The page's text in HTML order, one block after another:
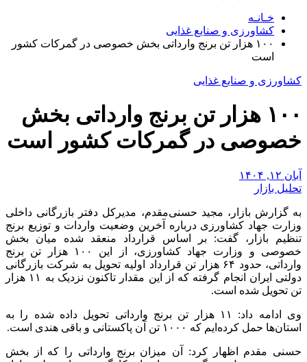
خـانـه
کشاورزی و صنایع غذایی
۱۰۰ هزار تن برنج وارداتی بخش خصوصی در گمرکات کشور
است
کشاورزی و صنایع غذایی
۱۰۰ هزار تن برنج وارداتی بخش
خصوصی در گمرکات کشور است
آبان ۱۲, ۱۴۰۴
تحلیل بازار
به گزارش بازار، مجید حسنی‌مقدم، مدیرکل دفتر بازرگانی داخلی
وزارت جهاد کشاورزی درباره آخرین وضعیت واردات و توزیع برنج
تنظیم بازار، گفت: بر اساس قرارداد منعقد شده میان بخش
خصوصی و وزارت جهاد کشاورزی، از این ۱۰۰ هزار تن برنج
وارداتی، حدود ۶۴ هزار تن قرارداد اولیه تحویل به شرکت بازرگانی
دولتی ایران انجام گرفته که از این مقدار تاکنون نزدیک به ۱۱ هزار
تن تحویل شده است.
وی ادامه داد: ۱۱ هزار تن برنج وارداتی تحویل داده شده را به
استان‌ها حمل کرده‌ایم که ۱۰۰۰ تن آن پاکستانی و باقی هندی است.
حسنی مقدم اظهار کرد: آن میزان برنج وارداتی را که از بخش